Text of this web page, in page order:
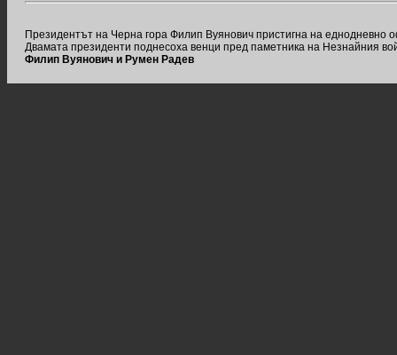
Президентът на Черна гора Филип Вуянович пристигна на
Двамата президенти поднесоха венци пред паметника на Незнайния
Филип Вуянович и Румен Радев